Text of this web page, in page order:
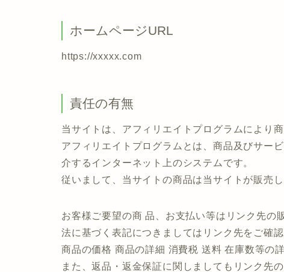
ホームページURL
https://xxxxx.com
責任の有無
当サイトは、アフィリエイトプログラムにより
アフィリエイトプログラムとは、商品及びサー
介するインターネット上のシステムです。
従いまして、当サイトの商品は当サイトが販売
お客様ご要望の商 品、お支払い等はリンク先の
法に基づく表記につきましてはリンク先をご確
商品の価格 商品の詳細 消費税 送料 在庫数等の
また、返品・返金保証に関しましてもリンク先